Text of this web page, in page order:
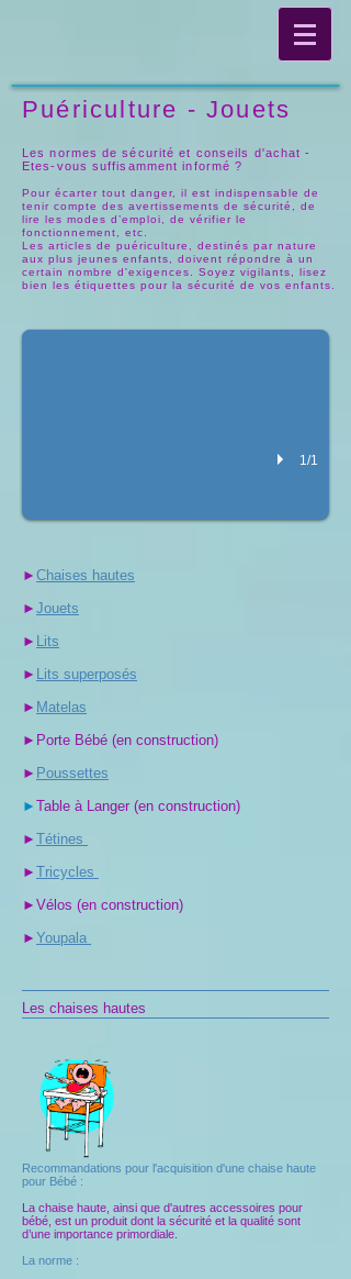
Puériculture - Jouets
Les normes de sécurité et conseils d'achat -
Etes-vous suffisamment informé ?
Pour écarter tout danger, il est indispensable de
tenir compte des avertissements de sécurité, de
lire les modes d’emploi, de vérifier le
fonctionnement, etc.
Les articles de puériculture, destinés par nature
aux plus jeunes enfants, doivent répondre à un
certain nombre d'exigences. Soyez vigilants, lisez
bien les étiquettes pour la sécurité de vos enfants.
Matériel de Puériculture
Espace publicitaire : Vente - location
1/1
► Chaises hautes
► Jouets
► Lits
► Lits superposés
► Matelas
►Porte Bébé (en construction)
► Poussettes
► Table à Langer (en construction)
► Tétines
► Tricycles
►Vélos (en construction)
► Youpala
Les chaises hautes
Recommandations pour l'acquisition d'une chaise haute
pour Bébé :
La chaise haute, ainsi que d'autres accessoires pour
bébé, est un produit dont la sécurité et la qualité sont
d’une importance primordiale.
La norme :